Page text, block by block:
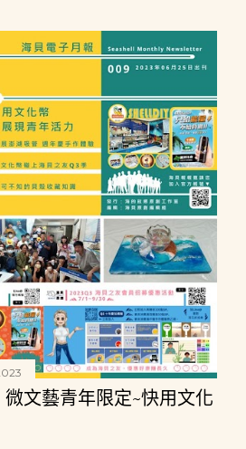
微文藝青年限定~快用文化